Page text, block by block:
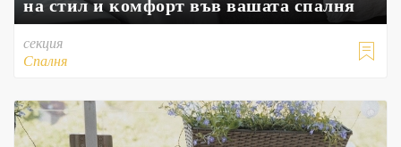

секция
Спалня